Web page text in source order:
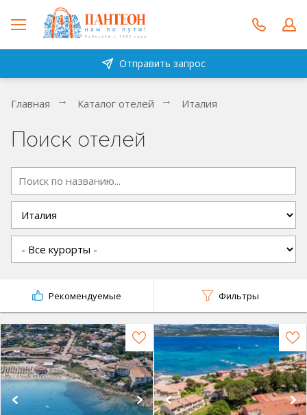
Отправить запрос
Главная Каталог отелей Италия
Поиск отелей
Рекомендуемые Фильтры